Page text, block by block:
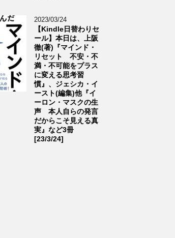
2023/03/24
【Kindle日替わりセ
ール】本日は、上阪
徹(著)『マインド・
リセット 不安・不
満・不可能をプラス
に変える思考習
慣』、ジェシカ・イ
ースト(編集)他『イ
ーロン・マスクの生
声 本人自らの発言
だからこそ見える真
実』など3冊
[23/3/24]